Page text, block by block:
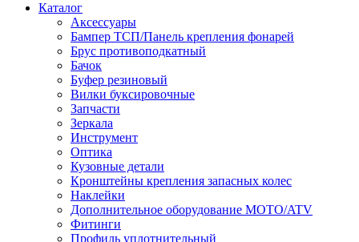
Каталог
Аксессуары
Бампер ТСП/Панель крепления фонарей
Брус противоподкатный
Бачок
Буфер резиновый
Вилки буксировочные
Запчасти
Зеркала
Инструмент
Оптика
Кузовные детали
Кронштейны крепления запасных колес
Наклейки
Дополнительное оборудование MOTO/ATV
Фитинги
Профиль уплотнительный